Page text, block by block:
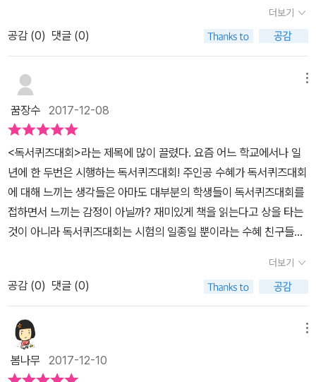
모습이 그대로 보이는 책이라~ 초등 아이들에게 꼭 추천해주고 싶네
요~
에 적힌 간략한 메모만 본 수혜는 그것만 달달 외운다.그리고 수업시
간에 독서 퀴즈 대회 전에 간략하게 독후감을 써보자는 선생님의 말
씀에 주희의 수첩에서 읽은 내용으로 대충 이야기를 만든다.수혜의
독후감을 읽어보니 정말 엉터리다.책을 제대로 읽지 않는다면 우리
아이들도 수혜의 독후감처럼 쓰게 되지않을까?​ 결국 선생님과의 면
담에서 상을 받고 싶지만 책이 재미없다는 말을 하게 되는 수혜.요즘
아이들이 책을 읽기 싫어하는 마음을 대변해주고 있는 듯 하다.선생
님은 억지로 책을 읽게 하지않고 흥미를 유발하며 수혜의 수준에 맞
는 책을 골라준다.망설이다가 결국 책을 읽게 되는 주인공...주희의 수
첩을 읽었기에 등장인물들을 알고 있었고, 그래서 더욱 재미나게 책
을 읽게 되었음을 알게되면서 책을 보면 등장인물 소개가 왜 먼저 나
오고 책의 내용이 뒤에 나오는지도 파악하게 된다.그리고 주희가 선
읽게 된다.읽으면서 책의 재미를 알아가는 주인공을 보니 우리 아이
들에게도 흥미유발을 먼저 해줘야겠구나 싶어진다.좋은 책을 읽으면
읽는 힘, 생각하는 힘, 쓰는 힘 등 아이들에게 필요한 것들이 길러지게
된다.백권의 흥미위주의 책보다는 한권의 양서가 아이들에게 더욱 필
요하다고 생각한다.그렇기에 우리 아이들에게 이 책을 읽어보고 양서
를 읽어야 하는 이유를 알려주고 싶다.그리고 점점 고전을 읽을 수 있
에게 하는 말 같았거든요. '그럼 어쩌라는 건데!'하고 반발심이 들기는
했지만 수혜의 말이 아주 틀린 것은 아니어서 계속 머릿속에 남습니
용은 책을 직접 읽고 확인해 보시면 좋겠습니다:)*블로그에 방문하시
면 재미있는 어린이책들을 많이 만나보실 수 있어요! 꿀벌서가: 어린
이책 초등교사 꿀벌의 어린이책 북큐레이션 blog.naver.com/boo
khoneybee
책을 읽다보면 그렇게 아무런 두각을 드러내지 못해서 잘 들리지 않
았던 그 친구들의 목소리가 생생하게 들리는 듯한 기분이 든다. 주인
공 수혜는 독서퀴즈대회를 준비하면서 좌절도 하고 시행착오고 겪고
혼란에 빠지기도 하면서 결국 조금씩 성장한다. 단순히 상장을 받고
받지 않고의 문제가 아니라 이제까지 생각해 보지 못했던 점들에 대
해 깊이 생각해보기도 하고 선생님에게 독서퀴즈대회의 문제점에 대
해 당당하게 외치기도 하면서 자신도 모르게 한뼘 성장하는 것이다.
학교에 있는 우리 아이들이 그저 학교 안에서 시키는대로 흘러가는
것이 아니라 수혜처럼 도전하고 좌절하고 외치면서 성장해나갔으면
하는 바람이 든다. 아, 우선 이 책을 읽으면서 먼저 공감하고 대리만족
도 느낄 수 있으면 좋겠다.
더보기
공감 (0) 댓글 (0)
꿈장수 2017-12-08
<독서퀴즈대회>라는 제목에 많이 끌렸다. 요즘 어느 학교에서나 일
년에 한 두번은 시행하는 독서퀴즈대회! 주인공 수혜가 독서퀴즈대회
에 대해 느끼는 생각들은 아마도 대부분의 학생들이 독서퀴즈대회를
접하면서 느끼는 감정이 아닐까? 재미있게 책을 읽는다고 상을 타는
것이 아니라 독서퀴즈대회는 시험의 일종일 뿐이라는 수혜 친구들의
받을 수 없을 것이고, 권장도서를 반복해서 읽으면서 거의 외우다시
피 해야 상을 받을 수 있을 것이기 때문이다. 다만, 선생님들이 권해주
시는 좋은 책을 읽어보는 기회로 삼고, 독서의 즐거움을 느껴보는 기
회가 될 수 있도록 하는 독서퀴즈대회의 취지는 참 좋다. 수혜도 결국
은 친구의 암기수첩을 외우기보다는 재미없어보이던 퀴즈대회 권장
도서를 한권 한권 읽다보니, 책을 읽는 즐거움과 다 읽고나서는 어려
더보기
공감 (0) 댓글 (0)
봄나무 2017-12-10